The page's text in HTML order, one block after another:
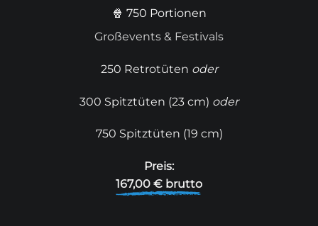
🍿 750 Portionen
Großevents & Festivals
250 Retrotüten oder
300 Spitztüten (23 cm) oder
750 Spitztüten (19 cm)
Preis:
167,00 € brutto